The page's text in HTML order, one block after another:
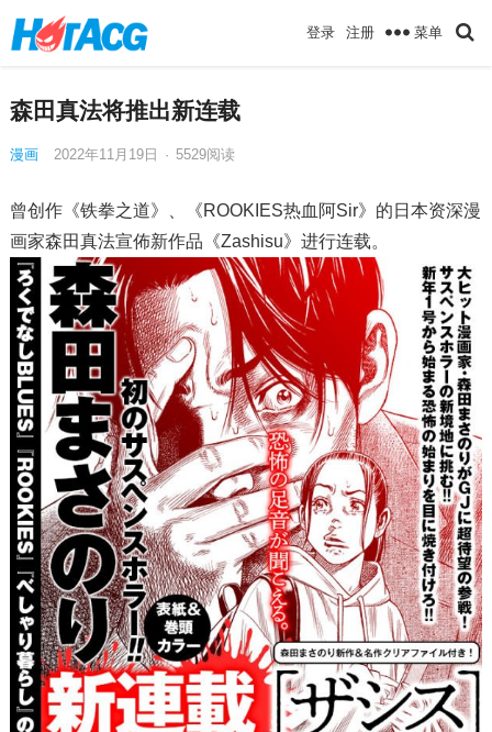
登录 注册 菜单
森田真法将推出新连载
漫画 2022年11月19日 · 5529阅读
曾创作《铁拳之道》、《ROOKIES热血阿Sir》的日本资深漫
画家森田真法宣佈新作品《Zashisu》进行连载。